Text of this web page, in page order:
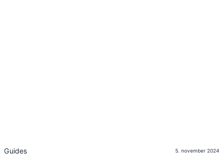
Guides 5. november 2024